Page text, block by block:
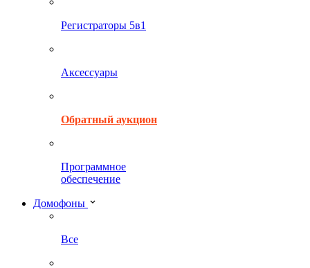
Регистраторы 5в1
Аксессуары
Обратный аукцион
Программное
обеспечение
Домофоны
Все